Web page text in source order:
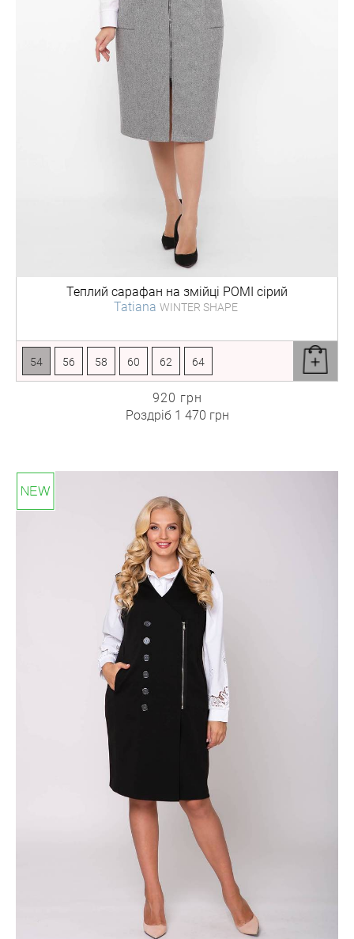
Теплий сарафан на змійці РОМІ сірий
Tatiana WINTER SHAPE
54 56 58 60 62 64
920 грн
Роздріб 1 470 грн